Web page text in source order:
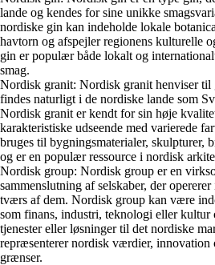
lande og kendes for sine unikke
nordiske gin kan indeholde lokale
havtorn og afspejler regionens kulturelle
gin er populær både lokalt og
smag.
Nordisk granit: Nordisk granit henviser til
findes naturligt i de nordiske lande som
Nordisk granit er kendt for sin høje
karakteristiske udseende med varierede
bruges til bygningsmaterialer, skulpturer,
og er en populær ressource i nordisk
Nordisk group: Nordisk group er en
sammenslutning af selskaber, der
tværs af dem. Nordisk group kan være
som finans, industri, teknologi eller kultur
tjenester eller løsninger til det nordiske
repræsenterer nordisk værdier, innovation
grænser.